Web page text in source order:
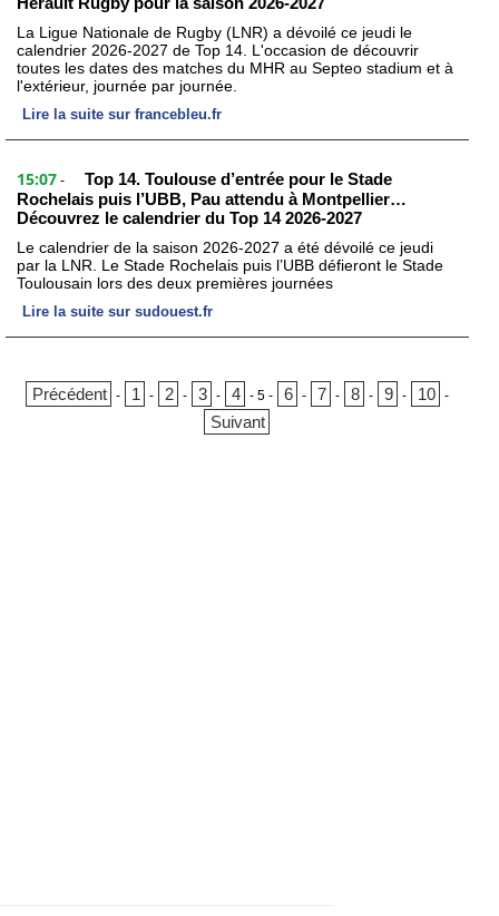
La Ligue Nationale de Rugby (LNR) a dévoilé ce jeudi le
calendrier 2026-2027 de Top 14. L'occasion de découvrir
toutes les dates des matches du MHR au Septeo stadium et à
l'extérieur, journée par journée.
Lire la suite sur francebleu.fr
15:07 -
Top 14. Toulouse d’entrée pour le Stade
Rochelais puis l’UBB, Pau attendu à Montpellier…
Découvrez le calendrier du Top 14 2026-2027
Le calendrier de la saison 2026-2027 a été dévoilé ce jeudi
par la LNR. Le Stade Rochelais puis l’UBB défieront le Stade
Toulousain lors des deux premières journées
Lire la suite sur sudouest.fr
Précédent - 1 - 2 - 3 - 4 -5 - 6 - 7 - 8 - 9 - 10 -
Suivant